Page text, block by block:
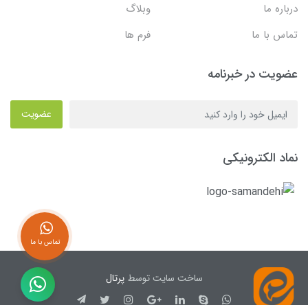
درباره ما
وبلاگ
تماس با ما
فرم ها
عضویت در خبرنامه
عضویت
نماد الکترونیکی
ساخت سایت توسطپرتال
تماس با ما